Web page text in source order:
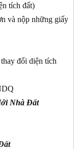
tích đất)
và nộp những giấy
đổi diện tích
Nhà Đất